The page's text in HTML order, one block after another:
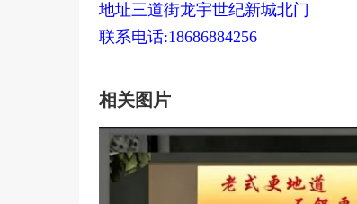
地址三道街龙宇世纪新城北门
联系电话:18686884256
相关图片